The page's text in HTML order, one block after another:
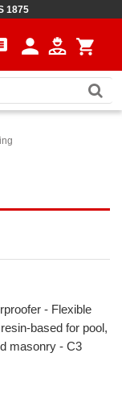
1875
person shopping_cart
- Flexible
based for pool,
masonry - C3